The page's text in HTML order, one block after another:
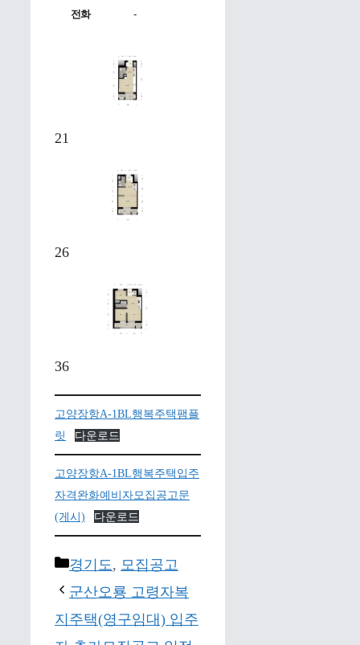
전화
-
21
26
36
고양장항A-1BL행복주택팸플
릿
다운로드
고양장항A-1BL행복주택입주
자격완화예비자모집공고문
(게시)
다운로드
Categories
경기도, 모집공고
군산오룡 고령자복
지주택(영구임대) 입주